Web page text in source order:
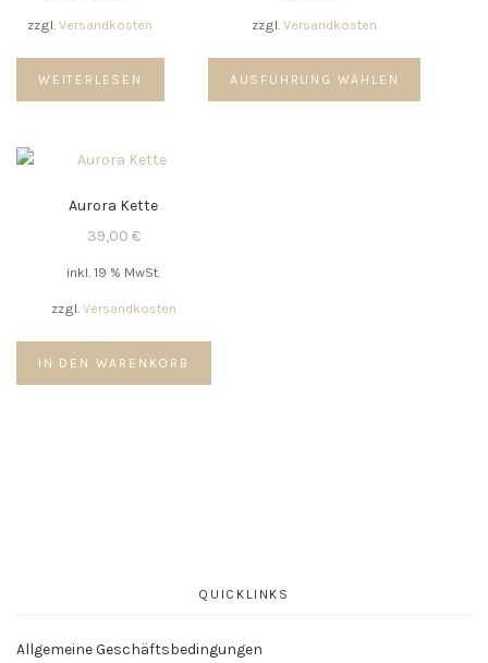
zzgl.Versandkosten
WEITERLESEN
zzgl.Versandkosten
AUSFÜHRUNG WÄHLEN
Dieses
weist
Aurora Kette
39,00 €
inkl. 19 % MwSt.
zzgl. Versandkosten
IN DEN WARENKORB
QUICKLINKS
Allgemeine Geschäftsbedingungen